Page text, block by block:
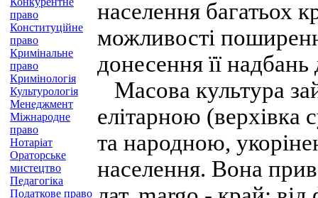
право
Конституційне
право
Кримінальне
право
Кримінологія
Культурологія
Менеджмент
Міжнародне
право
Нотаріат
Ораторське
мистецтво
Педагогіка
Податкове право
населення багатьох
можливості
донесення її
Масова культура
елітарною (верхівка
та народною,
населення. Вона